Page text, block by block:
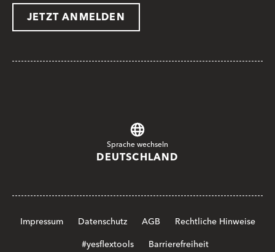
JETZT ANMELDEN
Sprache wechseln
DEUTSCHLAND
Impressum Datenschutz AGB
Rechtliche Hinweise
#yesflextools
Barrierefreiheit